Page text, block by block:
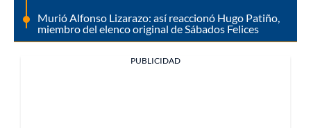
Murió Alfonso Lizarazo: así reaccionó Hugo Patiño,
miembro del elenco original de Sábados Felices
PUBLICIDAD